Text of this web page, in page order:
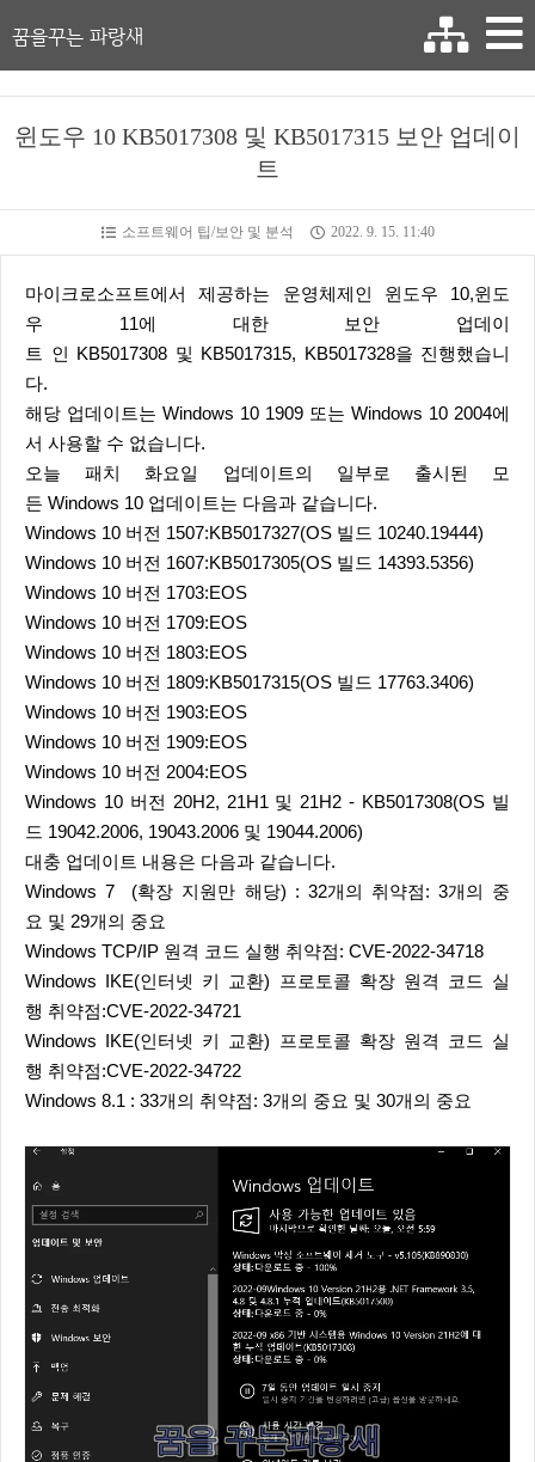
꿈을꾸는 파랑새
윈도우 10 KB5017308 및 KB5017315 보안 업데이
트
소프트웨어 팁/보안 및 분석 2022. 9. 15. 11:40
마이크로소프트에서 제공하는 운영체제인 윈도우 10,윈도
우 11에 대한 보안 업데이
트 인 KB5017308 및 KB5017315, KB5017328을 진행했습니
다.
해당 업데이트는 Windows 10 1909 또는 Windows 10 2004에
서 사용할 수 없습니다.
오늘 패치 화요일 업데이트의 일부로 출시된 모
든 Windows 10 업데이트는 다음과 같습니다.
Windows 10 버전 1507:KB5017327(OS 빌드 10240.19444)
Windows 10 버전 1607:KB5017305(OS 빌드 14393.5356)
Windows 10 버전 1703:EOS
Windows 10 버전 1709:EOS
Windows 10 버전 1803:EOS
Windows 10 버전 1809:KB5017315(OS 빌드 17763.3406)
Windows 10 버전 1903:EOS
Windows 10 버전 1909:EOS
Windows 10 버전 2004:EOS
Windows 10 버전 20H2, 21H1 및 21H2 - KB5017308(OS 빌
드 19042.2006, 19043.2006 및 19044.2006)
대충 업데이트 내용은 다음과 같습니다.
Windows 7 (확장 지원만 해당) : 32개의 취약점: 3개의 중
요 및 29개의 중요
Windows TCP/IP 원격 코드 실행 취약점: CVE-2022-34718
Windows IKE(인터넷 키 교환) 프로토콜 확장 원격 코드 실
행 취약점:CVE-2022-34721
Windows IKE(인터넷 키 교환) 프로토콜 확장 원격 코드 실
행 취약점:CVE-2022-34722
Windows 8.1 : 33개의 취약점: 3개의 중요 및 30개의 중요